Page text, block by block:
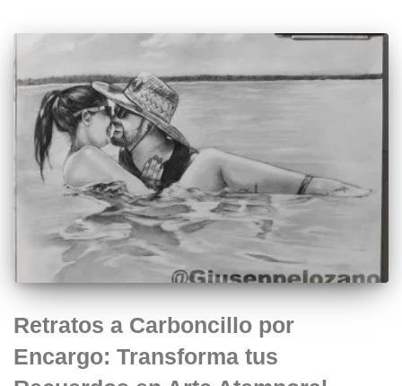
Retratos a Carboncillo por
Encargo: Transforma tus